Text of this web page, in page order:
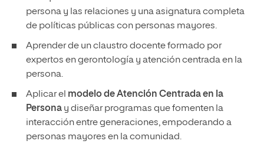
persona y las relaciones y una asignatura completa
de políticas públicas con personas mayores.
Aprender de un claustro docente formado por
expertos en gerontología y atención centrada en la
persona.
Aplicar el modelo de Atención Centrada en la
Persona y diseñar programas que fomenten la
interacción entre generaciones, empoderando a
personas mayores en la comunidad.